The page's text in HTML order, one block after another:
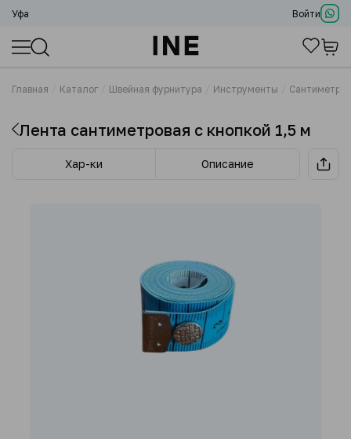
Уфа Войти
Главная Каталог Швейная фурнитура Инструменты Сантиметры
Лента сантиметровая с кнопкой 1,5 м
Хар-ки Описание